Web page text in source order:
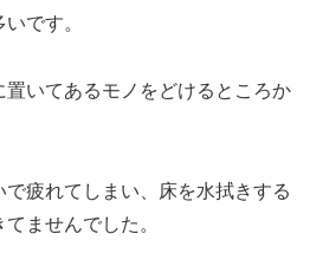
です。
いてあるモノをどけるところか
疲れてしまい、床を水拭きする
ませんでした。